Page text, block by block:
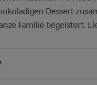
Dessert
Familie begeistert.